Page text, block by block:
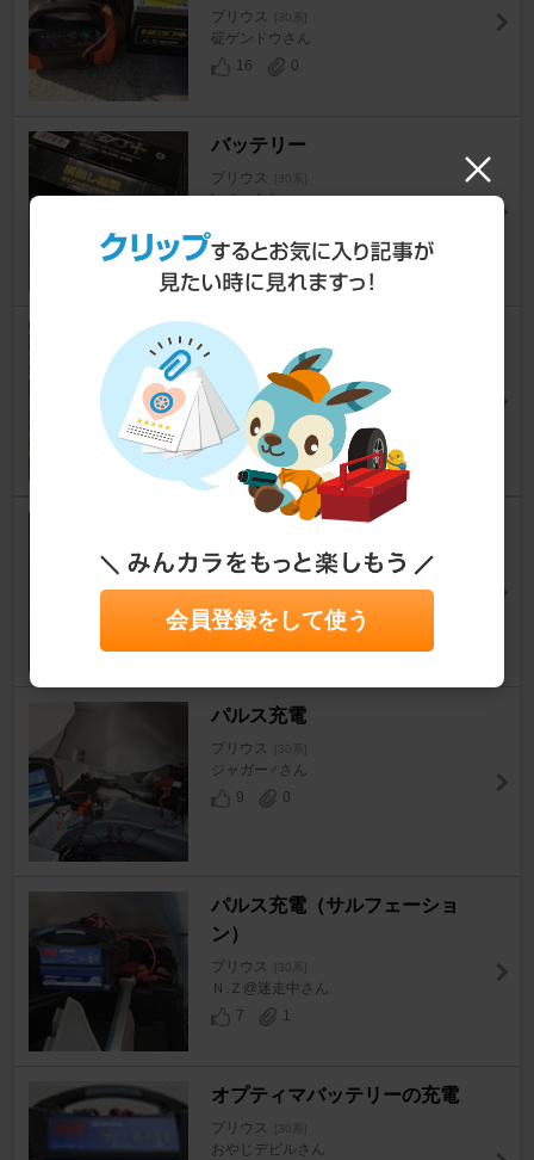
プリウス [30系]
碇ゲンドウさん
16
0
バッテリー
プリウス [30系]
be-toyさん
補機バッテリーは計画的に‥
プリウス [30系]
タイゾーズさん
16
0
バッテリーリフレッシュ！
プリウス [30系]
32
パルス充電
プリウス [30系]
ジャガー♂さん
9
0
パルス充電（サルフェーショ
ン）
プリウス [30系]
Ｎ.Ｚ@迷走中さん
7
1
オプティマバッテリーの充電
プリウス [30系]
おやじデビルさん
会員登録をして使う